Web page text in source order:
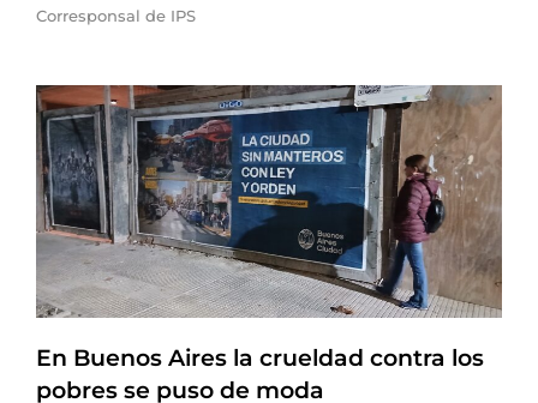
Corresponsal de IPS
En Buenos Aires la crueldad contra los
pobres se puso de moda